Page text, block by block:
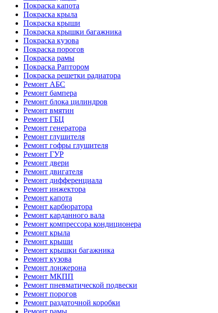
Покраска капота
Покраска крыла
Покраска крыши
Покраска крышки багажника
Покраска кузова
Покраска порогов
Покраска рамы
Покраска Раптором
Покраска решетки радиатора
Ремонт АБС
Ремонт бампера
Ремонт блока цилиндров
Ремонт вмятин
Ремонт ГБЦ
Ремонт генератора
Ремонт глушителя
Ремонт гофры глушителя
Ремонт ГУР
Ремонт двери
Ремонт двигателя
Ремонт дифференциала
Ремонт инжектора
Ремонт капота
Ремонт карбюратора
Ремонт карданного вала
Ремонт компрессора кондиционера
Ремонт крыла
Ремонт крыши
Ремонт крышки багажника
Ремонт кузова
Ремонт лонжерона
Ремонт МКПП
Ремонт пневматической подвески
Ремонт порогов
Ремонт раздаточной коробки